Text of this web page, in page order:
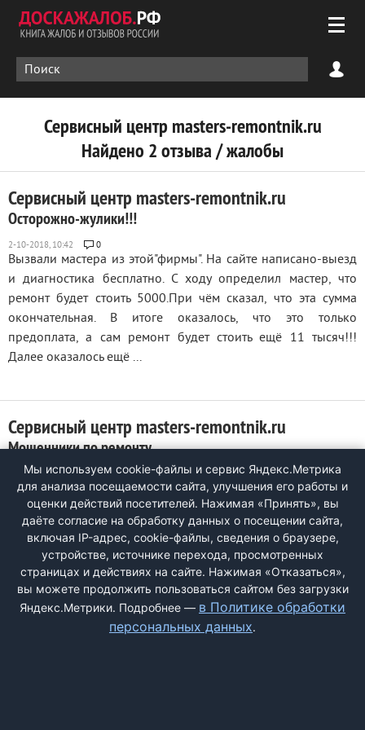
Сервисный центр masters-remontnik.ru
Найдено 2 отзыва / жалобы
Сервисный центр masters-remontnik.ru
Осторожно-жулики!!!
0
Вызвали мастера из этой"фирмы". На сайте написано-выезд
и диагностика бесплатно. С ходу определил мастер, что
ремонт будет стоить 5000.При чём сказал, что эта сумма
окончательная. В итоге оказалось, что это только
предоплата, а сам ремонт будет стоить ещё 11 тысяч!!!
Далее оказалось ещё ...
Сервисный центр masters-remontnik.ru
Мошенники по ремонту
0
Приехал курьер, сказал, что ремонт будет стоить от 3000 р
(замена инвертора в телевизоре). Взял аванс - 1500.
Договор дал, но без каких-либо опознавательных знаков -
ни адреса, ни печати. Адрес тщательно скрывают. Замена
стоит в других мастерских 700 р, так что я решил вернуть
телевизор и деньги ...
Мы используем cookie-файлы и сервис Яндекс.Метрика
для анализа посещаемости сайта, улучшения его работы и
оценки действий посетителей. Нажимая «Принять», вы
даёте согласие на обработку данных о посещении сайта,
включая IP-адрес, cookie-файлы, сведения о браузере,
устройстве, источнике перехода, просмотренных
страницах и действиях на сайте. Нажимая «Отказаться»,
вы можете продолжить пользоваться сайтом без загрузки
Яндекс.Метрики. Подробнее — в Политике обработки
персональных данных.